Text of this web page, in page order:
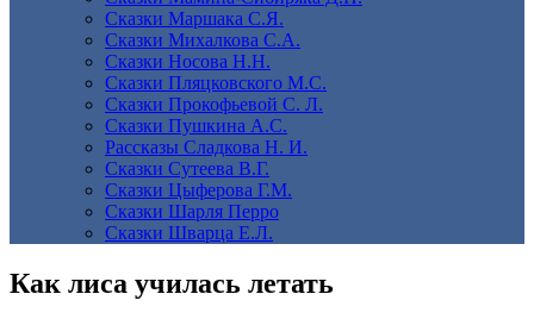
Сказки Маршака С.Я.
Сказки Михалкова С.А.
Сказки Носова Н.Н.
Сказки Пляцковского М.С.
Сказки Прокофьевой С. Л.
Сказки Пушкина А.С.
Рассказы Сладкова Н. И.
Сказки Сутеева В.Г.
Сказки Цыферова Г.М.
Сказки Шарля Перро
Сказки Шварца Е.Л.
Как лиса училась летать